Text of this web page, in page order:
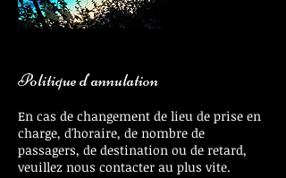
Politique d'annulation
En cas de changement de lieu de prise en
charge, d'horaire, de nombre de
passagers, de destination ou de retard,
veuillez nous contacter au plus vite.